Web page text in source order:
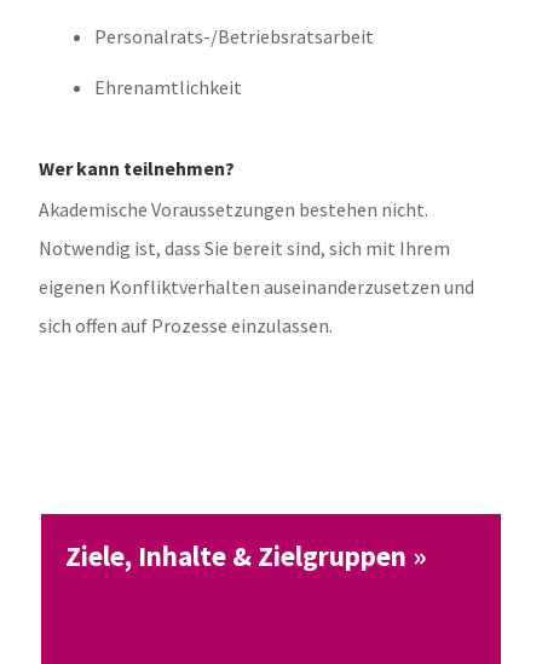
Personalrats-/Betriebsratsarbeit
Ehrenamtlichkeit
Wer kann teilnehmen?
Akademische Voraussetzungen bestehen nicht.
Notwendig ist, dass Sie bereit sind, sich mit Ihrem
eigenen Konfliktverhalten auseinanderzusetzen und
sich offen auf Prozesse einzulassen.
Ziele, Inhalte & Zielgruppen »